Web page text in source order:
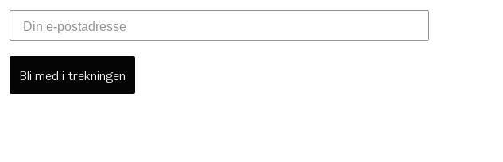
Bli med i trekningen